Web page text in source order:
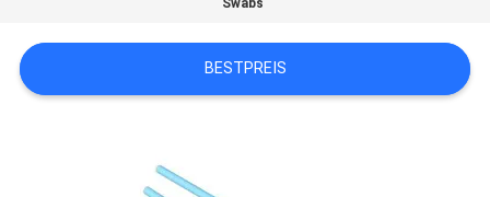
FORDERN
SIE
Swabs
BESTPREIS